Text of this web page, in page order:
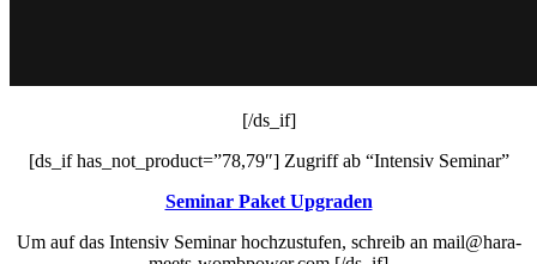
[/ds_if]
[ds_if has_not_product=”78,79″] Zugriff ab “Intensiv Seminar”
Seminar Paket Upgraden
Um auf das Intensiv Seminar hochzustufen, schreib an mail@hara-